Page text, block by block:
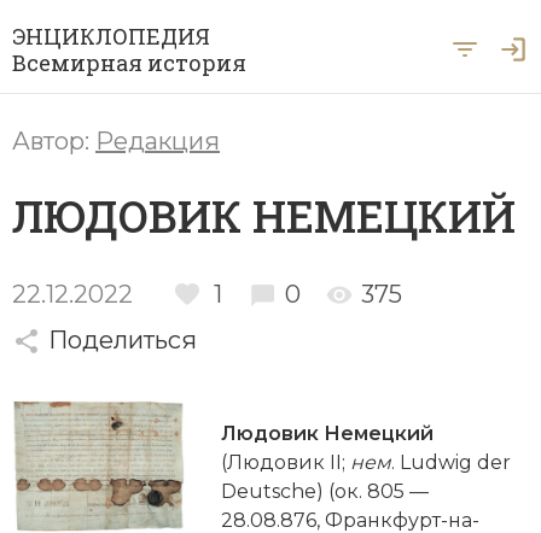
ЭНЦИКЛОПЕДИЯ
Всемирная история
Азия
Археология
Африка
Византия
Военная история
Периоды
История Древнего мира
История Средних веков
Новая история
У Ф Х Ч Ш Щ Ы
Ю Я
Вход для экспертов
Автор: Редакция
ЛЮДОВИК НЕМЕЦКИЙ
22.12.2022 1 0
375
Поделиться
Людовик Немецкий
(Людовик II; нем. Ludwig der
Deutsche) (ок. 805 —
28.08.876, Франкфурт-на-